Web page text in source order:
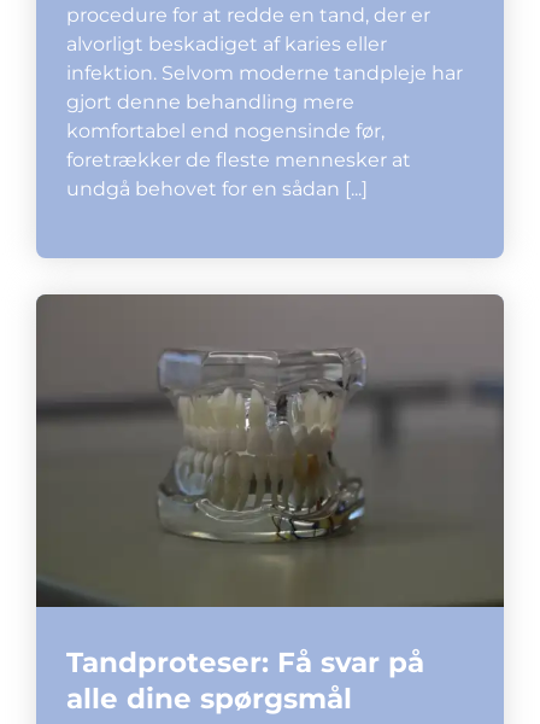
procedure for at redde en tand, der er
alvorligt beskadiget af karies eller
infektion. Selvom moderne tandpleje har
gjort denne behandling mere
komfortabel end nogensinde før,
foretrækker de fleste mennesker at
undgå behovet for en sådan [...]
Tandproteser: Få svar på
alle dine spørgsmål